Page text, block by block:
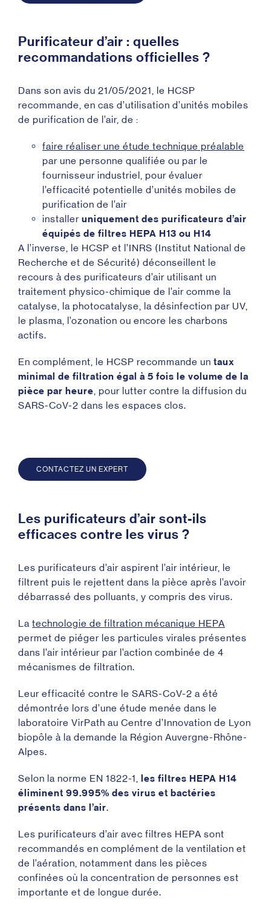
Purificateur d’air : quelles
recommandations officielles ?
Dans son avis du 21/05/2021, le HCSP
recommande, en cas d’utilisation d’unités mobiles
de purification de l’air, de :
faire réaliser une étude technique préalable
par une personne qualifiée ou par le
fournisseur industriel, pour évaluer
l’efficacité potentielle d’unités mobiles de
purification de l’air
installer uniquement des purificateurs d’air
équipés de filtres HEPA H13 ou H14
A l’inverse, le HCSP et l’INRS (Institut National de
Recherche et de Sécurité) déconseillent le
recours à des purificateurs d’air utilisant un
traitement physico-chimique de l’air comme la
catalyse, la photocatalyse, la désinfection par UV,
le plasma, l’ozonation ou encore les charbons
actifs.
En complément, le HCSP recommande un taux
minimal de filtration égal à 5 fois le volume de la
pièce par heure, pour lutter contre la diffusion du
SARS-CoV-2 dans les espaces clos.
CONTACTEZ UN EXPERT
Les purificateurs d’air sont-ils
efficaces contre les virus ?
Les purificateurs d’air aspirent l’air intérieur, le
filtrent puis le rejettent dans la pièce après l’avoir
débarrassé des polluants, y compris des virus.
La technologie de filtration mécanique HEPA
permet de piéger les particules virales présentes
dans l’air intérieur par l’action combinée de 4
mécanismes de filtration.
Leur efficacité contre le SARS-CoV-2 a été
démontrée lors d’une étude menée dans le
laboratoire VirPath au Centre d’Innovation de Lyon
biopôle à la demande la Région Auvergne-Rhône-
Alpes.
Selon la norme EN 1822-1, les filtres HEPA H14
éliminent 99.995% des virus et bactéries
présents dans l’air.
Les purificateurs d’air avec filtres HEPA sont
recommandés en complément de la ventilation et
de l’aération, notamment dans les pièces
confinées où la concentration de personnes est
importante et de longue durée.